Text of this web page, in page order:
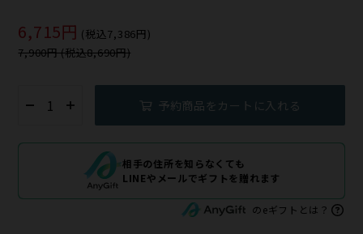
6,715円 (税込7,386円)
7,900円 (税込8,690円)
予約商品をカートに入れる
相手の住所を知らなくても
LINEやメールでギフトを贈れます
のeギフトとは？